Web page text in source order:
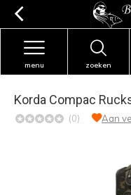
zoeken
menu
Korda Compac
(0) Aan